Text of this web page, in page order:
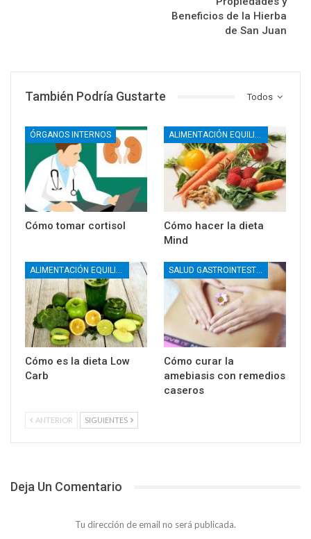
Beneficios de la Hierba
de San Juan
Todos
También Podría Gustarte
ÓRGANOS INTERNOS
Cómo tomar cortisol
ALIMENTACIÓN EQUILIBRADA
Cómo hacer la dieta
Mind
ALIMENTACIÓN EQUILIBRADA
Cómo es la dieta Low
Carb
SALUD GASTROINTESTINAL
Cómo curar la
amebiasis con remedios
caseros
ANTERIOR SIGUIENTES
Deja Un Comentario
Tu dirección de email no será publicada.